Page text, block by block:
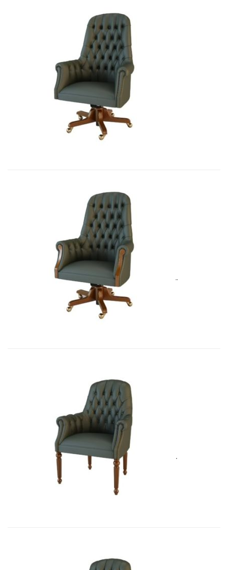
Art&Moble 01012 Кресло руководи...
7 541,10€
Art&Moble 01012B Кресло руковод�...
8 283,45€
Art&Moble 01013F Кресло посетит�...
4 928,80